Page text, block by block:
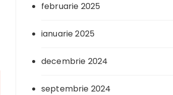
februarie 2025
ianuarie 2025
decembrie 2024
septembrie 2024